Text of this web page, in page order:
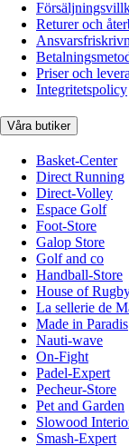
Returer och
Priser och
Integritetspolicy
Våra butiker
Basket-Center
Direct Running
Direct-Volley
Espace Golf
Foot-Store
Galop Store
Golf and co
Handball-Store
House of
La sellerie de
Made in Paradis
Nauti-wave
On-Fight
Padel-Expert
Pecheur-Store
Pet and Garden
Slowood
Smash-Expert